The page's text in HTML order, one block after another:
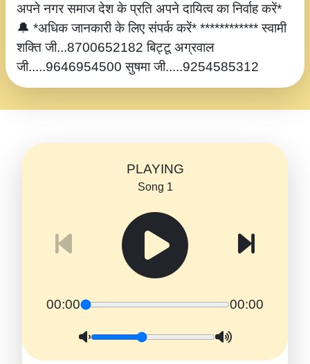
अपने नगर समाज देश के प्रति अपने दायित्व का निर्वाह करें*
🔔 *अधिक जानकारी के लिए संपर्क करें* ************ स्वामी
शक्ति जी...8700652182 बिट्टू अग्रवाल
जी.....9646954500 सुषमा जी.....9254585312
PLAYING
Song 1
00:00 00:00